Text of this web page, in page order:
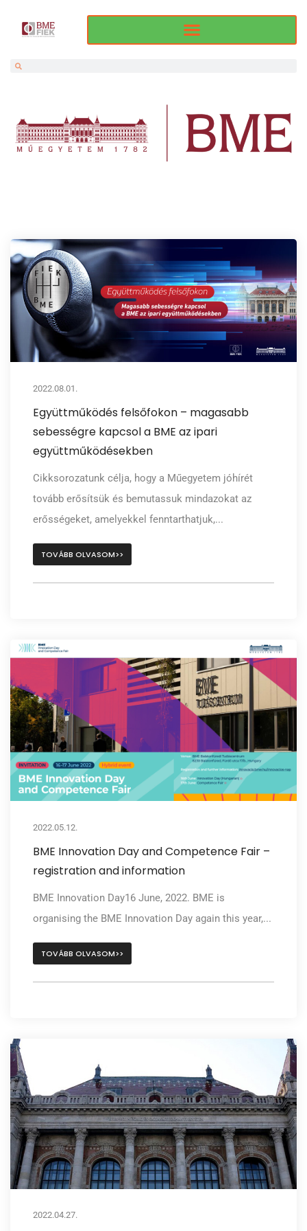
2022.08.01.
Együttműködés felsőfokon – magasabb
sebességre kapcsol a BME az ipari
együttműködésekben
Cikksorozatunk célja, hogy a Műegyetem jóhírét
tovább erősítsük és bemutassuk mindazokat az
erősségeket, amelyekkel fenntarthatjuk,...
TOVÁBB OLVASOM>>
2022.05.12.
BME Innovation Day and Competence Fair –
registration and information
BME Innovation Day16 June, 2022. BME is
organising the BME Innovation Day again this year,...
TOVÁBB OLVASOM>>
2022.04.27.